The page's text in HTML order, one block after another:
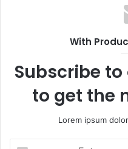
With
Subscribe
to get the
Lorem ipsum